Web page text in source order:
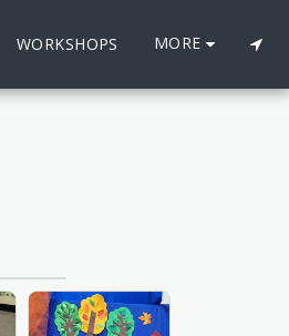
WORKSHOPS MORE